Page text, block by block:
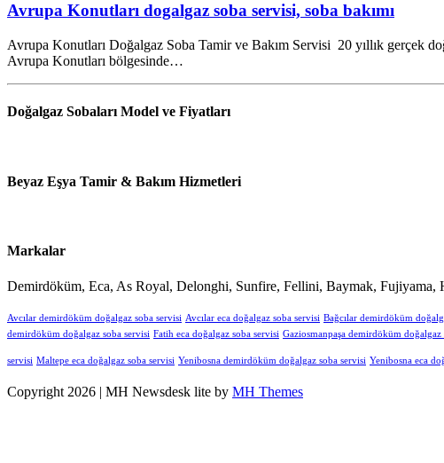
Avrupa Konutları dogalgaz soba servisi, soba bakımı
Avrupa Konutları Doğalgaz Soba Tamir ve Bakım Servisi 20 yıllık
Avrupa Konutları bölgesinde…
Doğalgaz Sobaları Model ve Fiyatları
Beyaz Eşya Tamir & Bakım Hizmetleri
Markalar
Demirdöküm, Eca, As Royal, Delonghi, Sunfire, Fellini, Baymak,
Avcılar demirdöküm doğalgaz soba servisi Avcılar eca doğalgaz soba servisi Bağcılar demirdöküm
demirdöküm doğalgaz soba servisi Fatih eca doğalgaz soba servisi Gaziosmanpaşa demirdöküm doğalgaz
servisi Maltepe eca doğalgaz soba servisi Yenibosna demirdöküm doğalgaz soba servisi Yenibosna eca
Copyright 2026 | MH Newsdesk lite by MH Themes